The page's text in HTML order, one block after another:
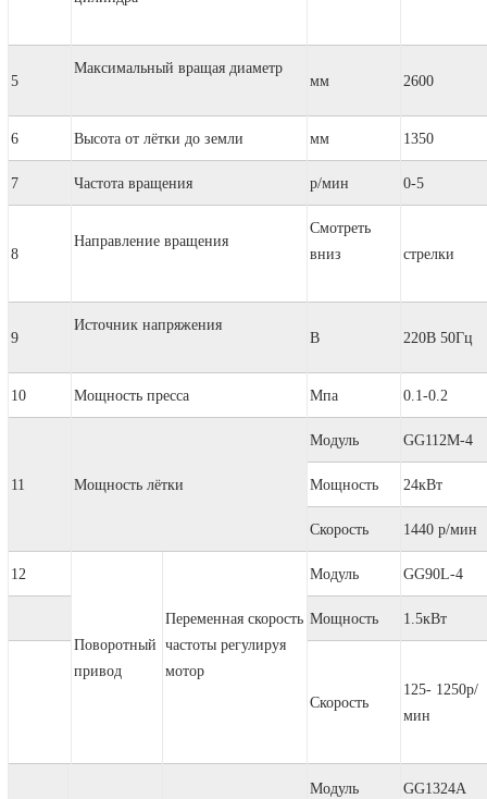
5
Максимальный вращая диаметр
мм
2600
6 Высота от лётки до земли мм 1350
7 Частота вращения р/мин 0-5
8
Направление вращения
Смотреть
вниз
стрелки
9
Источник напряжения
В
220В 50Гц
10 Мощность пресса Мпа 0.1-0.2
11 Мощность лётки
Модуль GG112M-4
Мощность 24кВт
Скорость 1440 р/мин
12
Поворотный
привод
Переменная скорость
частоты регулируя
мотор
Модуль GG90L-4
Мощность 1.5кВт
Скорость
125- 1250р/
мин
Модуль GG1324A